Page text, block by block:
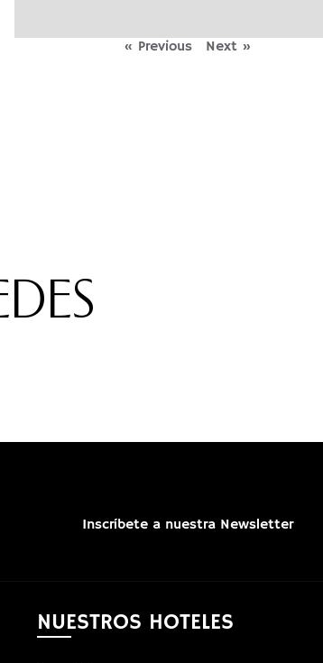
« Previous Next »
Inscríbete a nuestra Newsletter
NUESTROS HOTELES